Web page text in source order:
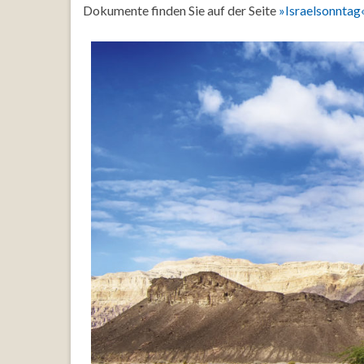
Dokumente finden Sie auf der Seite